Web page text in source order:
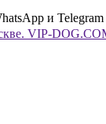
и Telegram